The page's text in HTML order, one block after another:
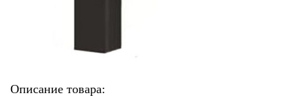
Описание товара: